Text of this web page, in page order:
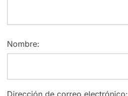
Nombre:
Dirección de correo electrónico: